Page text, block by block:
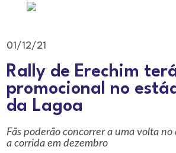
01/12/21
Rally de Erechim
promocional no
da Lagoa
Fãs poderão concorrer a uma volta
a corrida em dezembro